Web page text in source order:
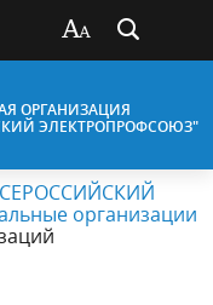
ОРГАНИЗАЦИЯ
ЭЛЕКТРОПРОФСОЮЗ"
организации